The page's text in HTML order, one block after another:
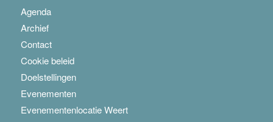
Agenda
Archief
Contact
Cookie beleid
Doelstellingen
Evenementen
Evenementenlocatie Weert